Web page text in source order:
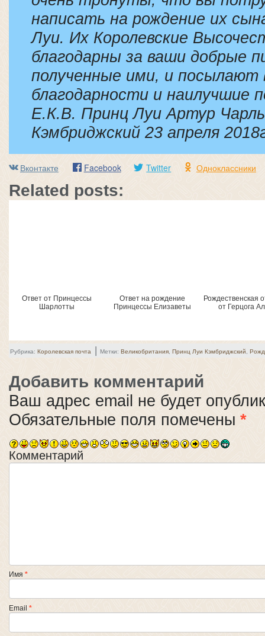
написать на рождение их
Луи. Их Королевские
благодарны за ваши добрые
полученные ими, и посылают
благодарности и наилучшие
Е.К.В. Принц Луи Артур
Кэмбриджский 23 апреля
Вконтакте Facebook Twitter Одноклассники
Related posts:
Ответ от Принцессы
Шарлотты
Ответ на рождение
Принцессы Елизаветы
Рождественская
от Герцога
Рубрика: Королевская почта | Метки: Великобритания Принц Луи Кэмбриджский
Добавить комментарий
Ваш адрес email не будет
Обязательные поля помечены *
Комментарий
Имя *
Email *